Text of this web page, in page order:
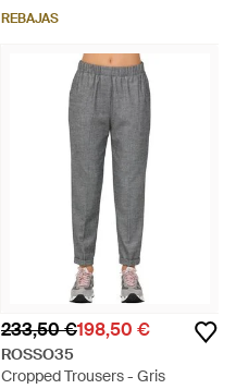
REBAJAS
233,50 €198,50 €
ROSSO35
Cropped Trousers - Gris